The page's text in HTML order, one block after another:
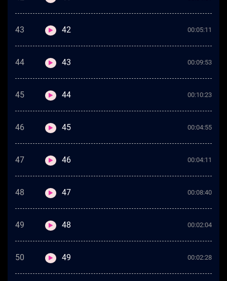
43 42 00:05:11
44 43 00:09:53
45 44 00:10:23
46 45 00:04:55
47 46 00:04:11
48 47 00:08:40
49 48 00:02:04
50 49 00:02:28